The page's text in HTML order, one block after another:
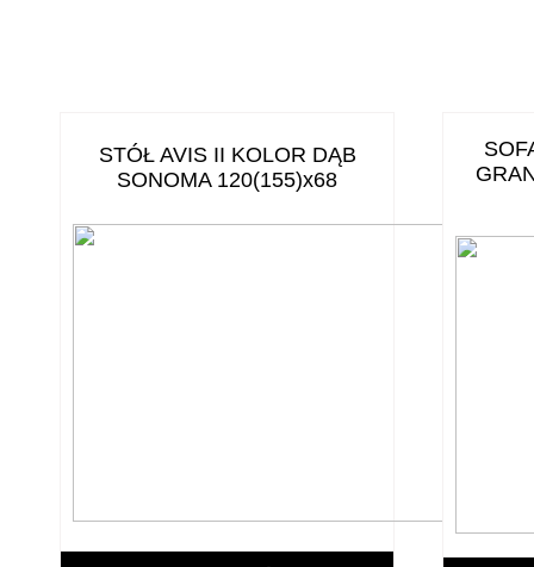
STÓŁ AVIS II KOLOR DĄB
SONOMA 120(155)x68